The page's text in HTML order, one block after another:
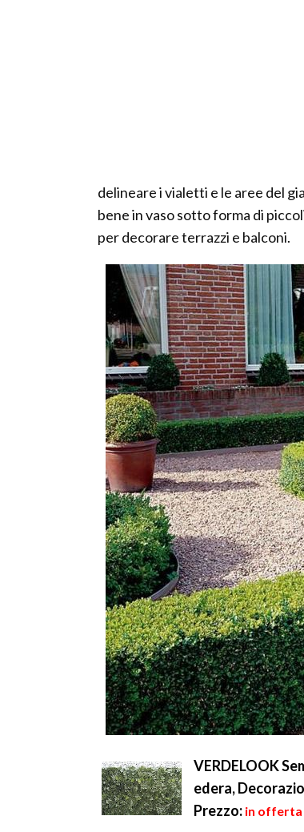
delineare i vialetti e le aree del
bene in vaso sotto forma di
per decorare terrazzi e balconi.
VERDELOOK
edera,
Prezzo: in offerta